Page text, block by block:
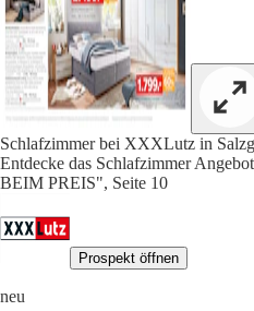
Schlafzimmer bei XXXLutz in
Entdecke das Schlafzimmer
BEIM PREIS", Seite 10
Prospekt öffnen
neu